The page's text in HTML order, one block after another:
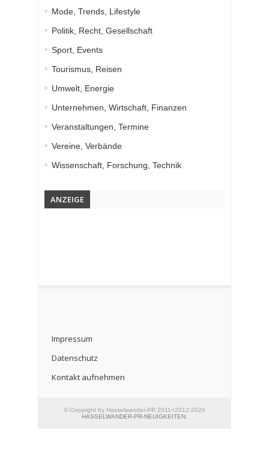
Mode, Trends, Lifestyle
Politik, Recht, Gesellschaft
Sport, Events
Tourismus, Reisen
Umwelt, Energie
Unternehmen, Wirtschaft, Finanzen
Veranstaltungen, Termine
Vereine, Verbände
Wissenschaft, Forschung, Technik
ANZEIGE
Impressum
Datenschutz
Kontakt aufnehmen
© Copyright by Hasselwander-PR 2011+2012-2026
HASSELWANDER-PR-NEUIGKEITEN.